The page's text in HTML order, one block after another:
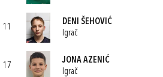
11
DENI ŠEHOVIĆ
Igrač
17
JONA AZENIĆ
Igrač